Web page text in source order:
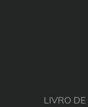
LIVRO DE